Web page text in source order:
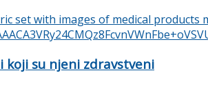
koji su njeni zdravstveni